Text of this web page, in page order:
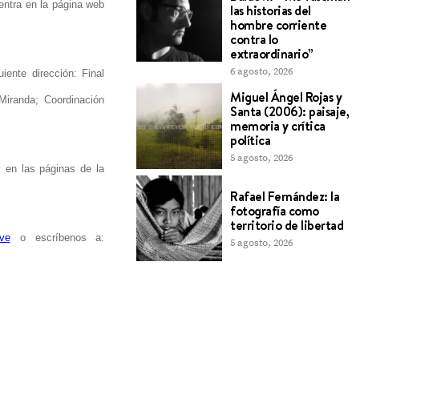
en la página web
dirección: Final
Coordinación
en las páginas de la
o escríbenos a:
las historias del
hombre corriente
contra lo
extraordinario”
6 agosto, 2026
Miguel Ángel Rojas y
Santa (2006): paisaje,
memoria y crítica
política
5 agosto, 2026
Rafael Fernández: la
fotografía como
territorio de libertad
5 agosto, 2026